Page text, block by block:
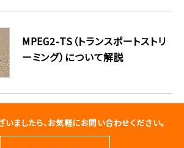
MPEG2-TS（トランスポートストリ
ーミング）について解説
いましたら、お気軽にお問い合わせください。